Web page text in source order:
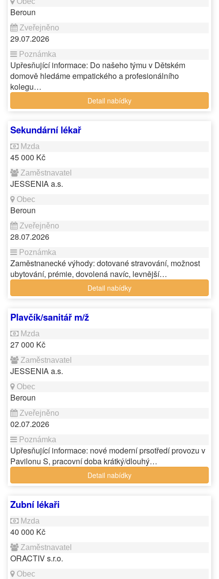
Beroun
29.07.2026
Upřesňující informace: Do našeho týmu v Dětském
domově hledáme empatického a profesionálního
kolegu…
Detail nabídky
Sekundární lékař
45 000 Kč
JESSENIA a.s.
Beroun
28.07.2026
Zaměstnanecké výhody: dotované stravování, možnost
ubytování, prémie, dovolená navíc, levnější…
Detail nabídky
Plavčík/sanitář m/ž
27 000 Kč
JESSENIA a.s.
Beroun
02.07.2026
Upřesňující informace: nové moderní prsotředí provozu v
Pavilonu S, pracovní doba krátký/dlouhý…
Detail nabídky
Zubní lékaři
40 000 Kč
ORACTIV s.r.o.